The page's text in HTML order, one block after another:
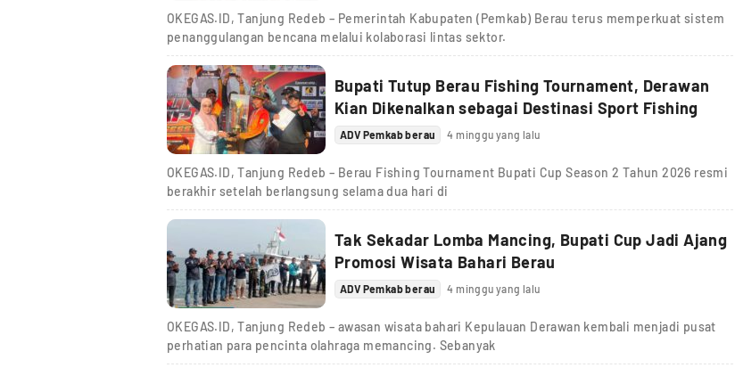
OKEGAS.ID, Tanjung Redeb – Pemerintah Kabupaten (Pemkab) Berau terus memperkuat sistem
penanggulangan bencana melalui kolaborasi lintas sektor.
Bupati Tutup Berau Fishing Tournament, Derawan
Kian Dikenalkan sebagai Destinasi Sport Fishing
ADV Pemkab berau 4 minggu yang lalu
OKEGAS.ID, Tanjung Redeb – Berau Fishing Tournament Bupati Cup Season 2 Tahun 2026 resmi
berakhir setelah berlangsung selama dua hari di
Tak Sekadar Lomba Mancing, Bupati Cup Jadi Ajang
Promosi Wisata Bahari Berau
ADV Pemkab berau 4 minggu yang lalu
OKEGAS.ID, Tanjung Redeb – awasan wisata bahari Kepulauan Derawan kembali menjadi pusat
perhatian para pencinta olahraga memancing. Sebanyak